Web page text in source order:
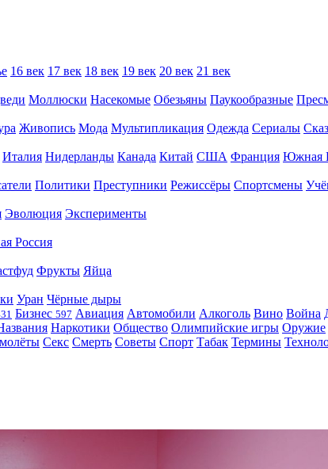
16 век 17 век 18 век 19 век 20 век 21 век
Моллюски Насекомые Обезьяны Паукообразные
Живопись Мода Мультипликация Одежда Сериалы
Италия Нидерланды Канада Китай США Франция Южная
Политики Преступники Режиссёры Спортсмены
Эволюция Эксперименты
Россия
Фрукты Яйца
Уран Чёрные дыры
Бизнес 597 Авиация Автомобили Алкоголь Вино Война
Наркотики Общество Олимпийские игры Оружие
Секс Смерть Советы Спорт Табак Термины